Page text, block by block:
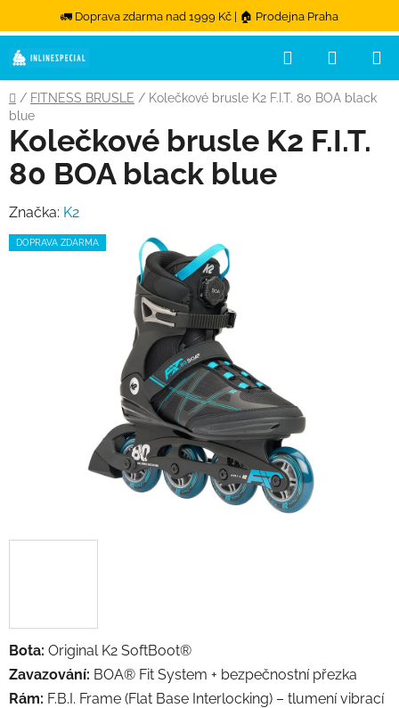
🚛 Doprava zdarma nad 1999 Kč | 🏠 Prodejna Praha
Přejít na obsah
Hledat
Domů
/ FITNESS BRUSLE / Kolečkové brusle K2 F.I.T. 80 BOA black
blue
Bota: Original K2 SoftBoot®
Zavazování: BOA® Fit System + bezpečnostní přezka
Rám: F.B.I. Frame (Flat Base Interlocking) – tlumení vibrací
Kolečkové brusle K2 F.I.T.
80 BOA black blue
Značka: K2
DOPRAVA ZDARMA